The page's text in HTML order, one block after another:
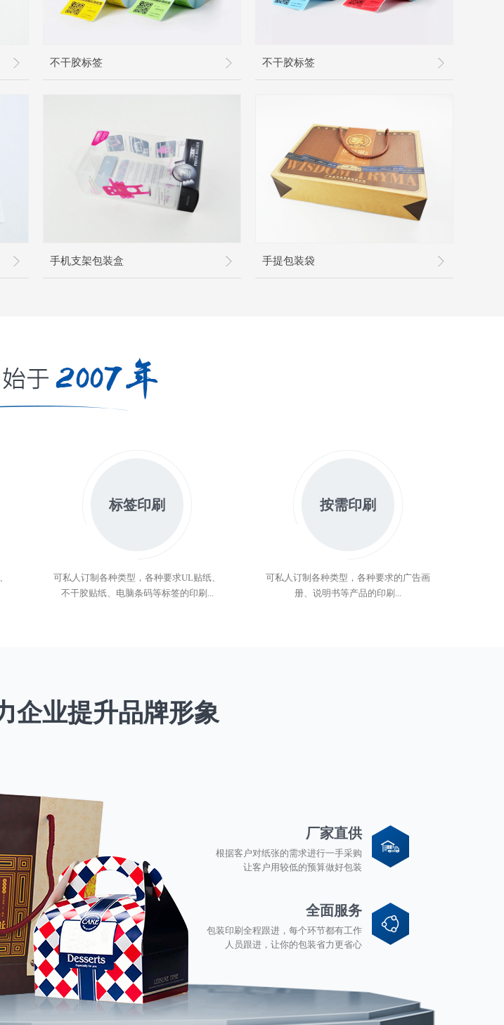
不干胶标签 不干胶标签
手机支架包装盒 手提包装袋
标签印刷
可私人订制各种类型，各种要求UL贴纸、
不干胶贴纸、电脑条码等标签的印刷...
按需印刷
可私人订制各种类型，各种要求的广告画
册、说明书等产品的印刷...
企业提升品牌形象
厂家直供
根据客户对纸张的需求进行一手采购
让客户用较低的预算做好包装
全面服务
包装印刷全程跟进，每个环节都有工作
人员跟进，让你的包装省力更省心